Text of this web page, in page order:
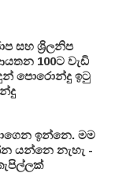
සහ ශ්‍රිලනිප
100ට වැඩි
පොරොන්දු ඉටු
ඉන්නෙ. මම
යන්නෙ නැහැ -